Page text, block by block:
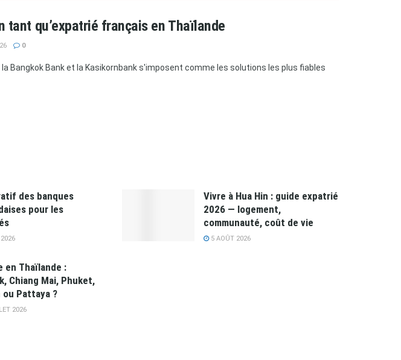
tant qu’expatrié français en Thaïlande
0
la Bangkok Bank et la Kasikornbank s'imposent comme les solutions les plus fiables
des banques
pour les
Vivre à Hua Hin : guide expatrié
2026 — logement,
communauté, coût de vie
5 AOÛT 2026
en Thaïlande :
Chiang Mai, Phuket,
ou Pattaya ?
2026